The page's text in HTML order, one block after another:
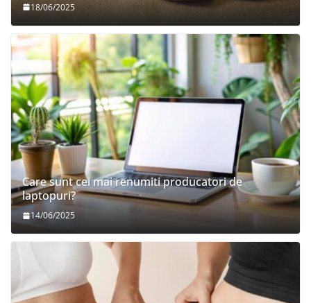
18/06/2025
Care sunt cei mai renumiti producatori de
laptopuri?
14/06/2025